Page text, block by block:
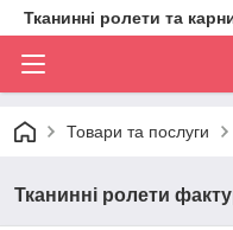
Тканинні ролети та
Товари та послуги
Тканинні ролети